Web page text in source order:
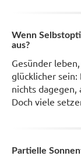
Wenn
aus?
Gesünder
glücklicher
nichts dagegen,
Doch viele
Partielle